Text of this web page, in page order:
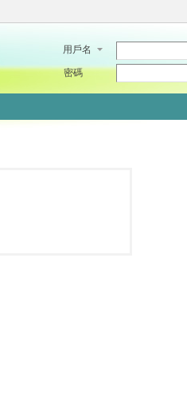
用戶名
密碼